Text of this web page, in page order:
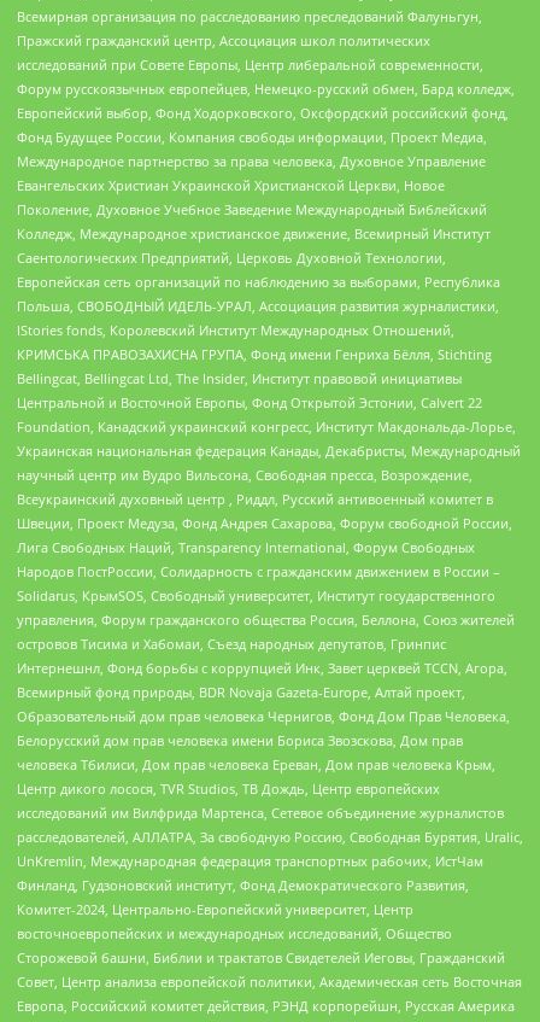
Всемирная организация по расследованию преследований Фалуньгун,
Пражский гражданский центр, Ассоциация школ политических
исследований при Совете Европы, Центр либеральной современности,
Форум русскоязычных европейцев, Немецко-русский обмен, Бард колледж,
Европейский выбор, Фонд Ходорковского, Оксфордский российский фонд,
Фонд Будущее России, Компания свободы информации, Проект Медиа,
Международное партнерство за права человека, Духовное Управление
Евангельских Христиан Украинской Христианской Церкви, Новое
Поколение, Духовное Учебное Заведение Международный Библейский
Колледж, Международное христианское движение, Всемирный Институт
Саентологических Предприятий, Церковь Духовной Технологии,
Европейская сеть организаций по наблюдению за выборами, Республика
Польша, СВОБОДНЫЙ ИДЕЛЬ-УРАЛ, Ассоциация развития журналистики,
IStories fonds, Королевский Институт Международных Отношений,
КРИМСЬКА ПРАВОЗАХИСНА ГРУПА, Фонд имени Генриха Бёлля, Stichting
Bellingcat, Bellingcat Ltd, The Insider, Институт правовой инициативы
Центральной и Восточной Европы, Фонд Открытой Эстонии, Calvert 22
Foundation, Канадский украинский конгресс, Институт Макдональда-Лорье,
Украинская национальная федерация Канады, Декабристы, Международный
научный центр им Вудро Вильсона, Свободная пресса, Возрождение,
Всеукраинский духовный центр , Риддл, Русский антивоенный комитет в
Швеции, Проект Медуза, Фонд Андрея Сахарова, Форум свободной России,
Лига Свободных Наций, Transparеncy International, Форум Свободных
Народов ПостРоссии, Солидарность с гражданским движением в России –
Solidarus, КрымSOS, Свободный университет, Институт государственного
управления, Форум гражданского общества Россия, Беллона, Союз жителей
островов Тисима и Хабомаи, Съезд народных депутатов, Гринпис
Интернешнл, Фонд борьбы с коррупцией Инк, Завет церквей TCCN, Агора,
Всемирный фонд природы, BDR Novaja Gazeta-Europe, Алтай проект,
Образовательный дом прав человека Чернигов, Фонд Дом Прав Человека,
Белорусский дом прав человека имени Бориса Звозскова, Дом прав
человека Тбилиси, Дом прав человека Ереван, Дом прав человека Крым,
Центр дикого лосося, TVR Studios, ТВ Дождь, Центр европейских
исследований им Вилфрида Мартенса, Сетевое объединение журналистов
расследователей, АЛЛАТРА, За свободную Россию, Свободная Бурятия, Uralic,
UnKremlin, Международная федерация транспортных рабочих, ИстЧам
Финланд, Гудзоновский институт, Фонд Демократического Развития,
Комитет-2024, Центрально-Европейский университет, Центр
восточноевропейских и международных исследований, Общество
Сторожевой башни, Библии и трактатов Свидетелей Иеговы, Гражданский
Совет, Центр анализа европейской политики, Академическая сеть Восточная
Европа, Российский комитет действия, РЭНД корпорейшн, Русская Америка